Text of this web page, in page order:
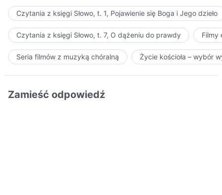
Czytania z księgi Słowo, t. 1, Pojawienie się Boga i Jego dzieło
Czytania z księgi Słowo, t. 7, O dążeniu do prawdy Filmy
Seria filmów z muzyką chóralną Życie kościoła – wybór
Zamieść odpowiedź